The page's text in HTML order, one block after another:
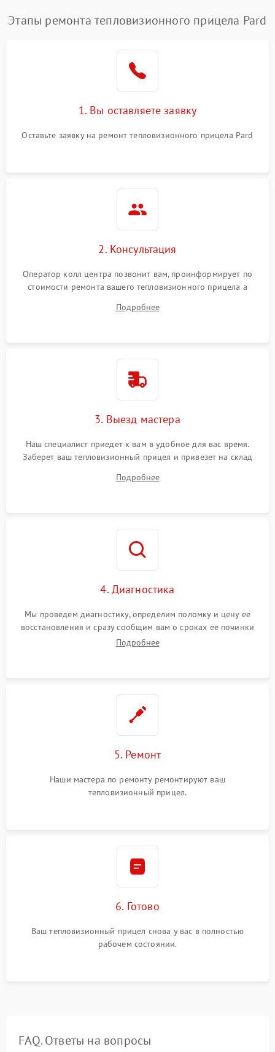
Этапы ремонта тепловизионного прицела Pard
1. Вы оставляете заявку
Оставьте заявку на ремонт тепловизионного прицела Pard
2. Консультация
Оператор колл центра позвонит вам, проинформирует по
стоимости ремонта вашего тепловизионного прицела а
Подробнее
3. Выезд мастера
Наш специалист приедет к вам в удобное для вас время.
Заберет ваш тепловизионный прицел и привезет на склад
Подробнее
4. Диагностика
Мы проведем диагностику, определим поломку и цену ее
восстановления и сразу сообщим вам о сроках ее починки
Подробнее
5. Ремонт
Наши мастера по ремонту ремонтируют ваш
тепловизионный прицел.
6. Готово
Ваш тепловизионный прицел снова у вас в полностью
рабочем состоянии.
FAQ. Ответы на вопросы